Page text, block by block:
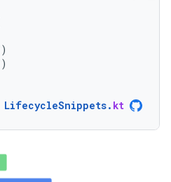
)
)
LifecycleSnippets. kt